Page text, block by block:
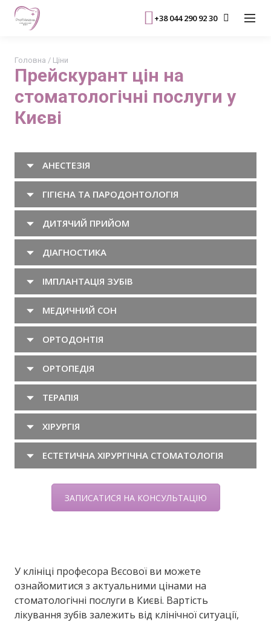
+38 044 290 92 30
Прейскурант цін на
стоматологічні послуги у
Києві
Головна / Ціни
АНЕСТЕЗІЯ
ГІГІЄНА ТА ПАРОДОНТОЛОГІЯ
ДИТЯЧИЙ ПРИЙОМ
ДІАГНОСТИКА
ІМПЛАНТАЦІЯ ЗУБІВ
МЕДИЧНИЙ СОН
ОРТОДОНТІЯ
ОРТОПЕДІЯ
ТЕРАПІЯ
ХІРУРГІЯ
ЕСТЕТИЧНА ХІРУРГІЧНА СТОМАТОЛОГІЯ
ЗАПИСАТИСЯ НА КОНСУЛЬТАЦІЮ
У клініці професора Вєсової ви можете
ознайомитися з актуальними цінами на
стоматологічні послуги в Києві. Вартість
лікування зубів залежить від клінічної ситуації,